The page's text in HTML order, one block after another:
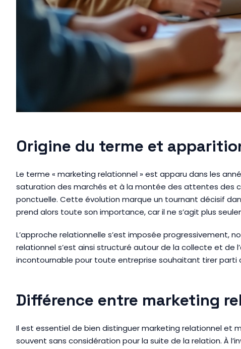
Origine du terme et
Le terme « marketing relationnel » est apparu dans les
saturation des marchés et à la montée des attentes des
ponctuelle. Cette évolution marque un tournant décisif
prend alors toute son importance, car il ne s’agit plus
L’approche relationnelle s’est imposée
relationnel s’est ainsi structuré autour de la collecte et de
incontournable pour toute entreprise souhaitant tirer parti
Différence entre marketing
Il est essentiel de bien distinguer marketing relationnel et
souvent sans considération pour la suite de la relation. À